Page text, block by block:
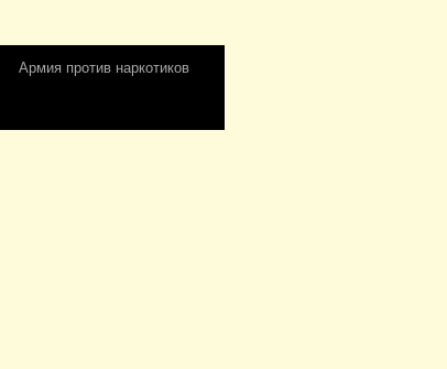
Армия против наркотиков